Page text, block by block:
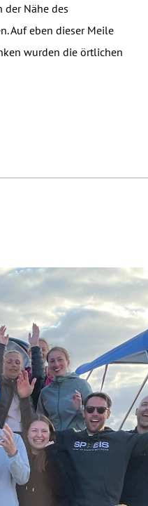
der Nähe des
Auf eben dieser Meile
wurden die örtlichen